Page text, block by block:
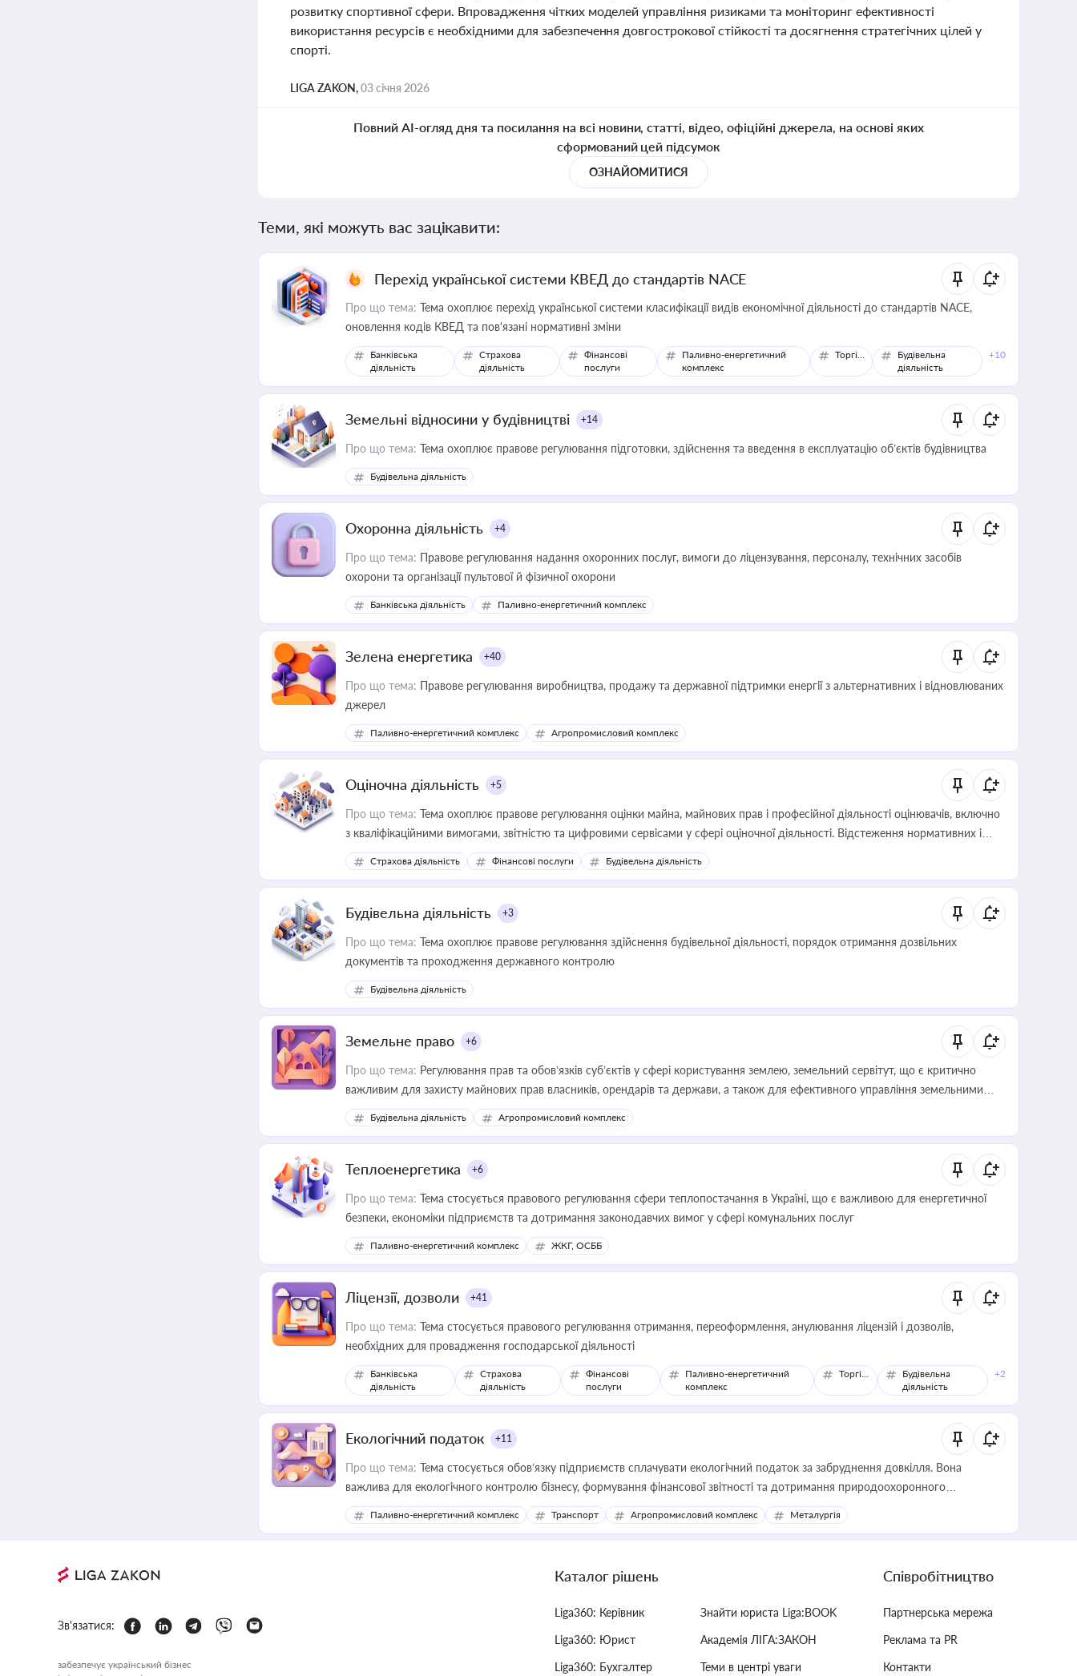
розвитку спортивної сфери. Впровадження чітких моделей управління ризиками та моніторинг ефективності
використання ресурсів є необхідними для забезпечення довгострокової стійкості та досягнення стратегічних цілей у
спорті.
LIGA ZAKON,03 січня 2026
Повний AI-огляд дня та посилання на всі новини, статті, відео, офіційні джерела, на основі яких
сформований цей підсумок
ОЗНАЙОМИТИСЯ
Теми, які можуть вас зацікавити:
Перехід української системи КВЕД до стандартів NACE
Про що тема: Тема охоплює перехід української системи класифікації видів економічної діяльності до стандартів NACE,
оновлення кодів КВЕД та пов'язані нормативні зміни
Банківська
діяльність
Страхова
діяльність
Фінансові
послуги
Паливно-енергетичний
комплекс
Торгівля
Будівельна
діяльність
+10
Земельні відносини у будівництві +14
Про що тема: Тема охоплює правове регулювання підготовки, здійснення та введення в експлуатацію об’єктів будівництва
Будівельна діяльність
Охоронна діяльність +4
Про що тема: Правове регулювання надання охоронних послуг, вимоги до ліцензування, персоналу, технічних засобів
охорони та організації пультової й фізичної охорони
Банківська діяльність Паливно-енергетичний комплекс
Зелена енергетика +40
Про що тема: Правове регулювання виробництва, продажу та державної підтримки енергії з альтернативних і відновлюваних
джерел
Паливно-енергетичний комплекс Агропромисловий комплекс
Оціночна діяльність +5
Про що тема: Тема охоплює правове регулювання оцінки майна, майнових прав і професійної діяльності оцінювачів, включно
з кваліфікаційними вимогами, звітністю та цифровими сервісами у сфері оціночної діяльності. Відстеження нормативних і
медійних змін у цій сфері корисне для власника бізнесу, керівника, юриста або бухгалтера під час оподаткування,
приватизації, оренди державного майна, корпоративних угод і перевірки статусу суб'єктів оціночної діяльності
Страхова діяльність Фінансові послуги Будівельна діяльність
Будівельна діяльність +3
Про що тема: Тема охоплює правове регулювання здійснення будівельної діяльності, порядок отримання дозвільних
документів та проходження державного контролю
Будівельна діяльність
Земельне право +6
Про що тема: Регулювання прав та обов’язків суб’єктів у сфері користування землею, земельний сервітут, що є критично
важливим для захисту майнових прав власників, орендарів та держави, а також для ефективного управління земельними
ресурсами
Будівельна діяльність Агропромисловий комплекс
Теплоенергетика +6
Про що тема: Тема стосується правового регулювання сфери теплопостачання в Україні, що є важливою для енергетичної
безпеки, економіки підприємств та дотримання законодавчих вимог у сфері комунальних послуг
Паливно-енергетичний комплекс ЖКГ, ОСББ
Ліцензії, дозволи +41
Про що тема: Тема стосується правового регулювання отримання, переоформлення, анулювання ліцензій і дозволів,
необхідних для провадження господарської діяльності
Банківська
діяльність
Страхова
діяльність
Фінансові
послуги
Паливно-енергетичний
комплекс
Торгівля
Будівельна
діяльність
+2
Екологічний податок +11
Про що тема: Тема стосується обов’язку підприємств сплачувати екологічний податок за забруднення довкілля. Вона
важлива для екологічного контролю бізнесу, формування фінансової звітності та дотримання природоохоронного
законодавства
Паливно-енергетичний комплекс Транспорт Агропромисловий комплекс Металургія
Зв'язатися:
забезпечує український бізнес
Каталог рішень
Liga360: Керівник
Liga360: Юрист
Liga360: Бухгалтер
Знайти юриста Liga:BOOK
Академія ЛІГА:ЗАКОН
Теми в центрі уваги
Співробітництво
Партнерська мережа
Реклама та PR
Контакти